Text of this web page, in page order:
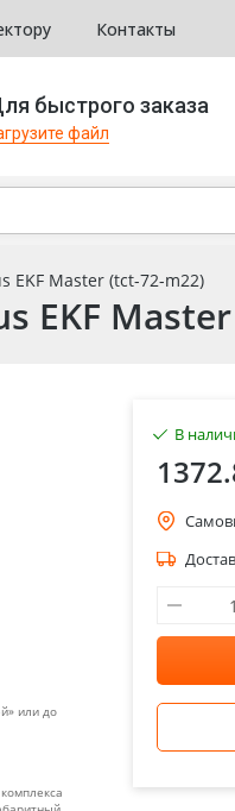
Контакты
быстрого заказа
файл
EKF Master (tct-72-m22)
EKF
или до
В